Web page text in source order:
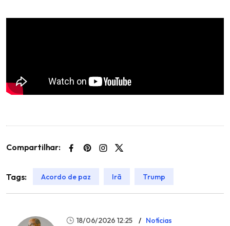
Compartilhar:
Tags: Acordo de paz Irã Trump
18/06/2026 12:25 Notícias